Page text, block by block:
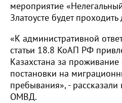
мероприятие
Златоусте будет
«К административной
статьи 18.8 КоАП РФ
Казахстана за проживание
постановки на
пребывания», - рассказали
ОМВД.